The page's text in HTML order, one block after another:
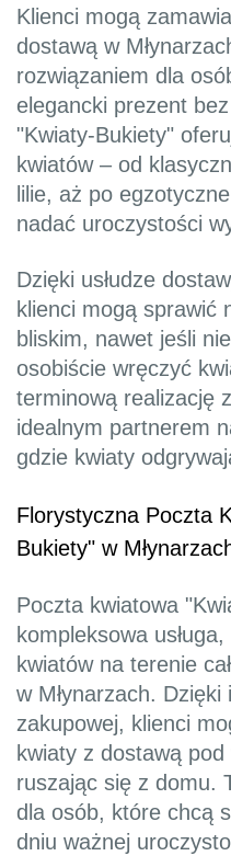
Klienci mogą
dostawą w
rozwiązaniem dla
elegancki prezent
"Kwiaty-Bukiety"
kwiatów – od
lilie, aż po
nadać uroczystości
Dzięki usłudze
klienci mogą sprawić
bliskim, nawet jeśli
osobiście wręczyć
terminową realizację
idealnym partnerem
gdzie kwiaty
Florystyczna Poczta
Bukiety" w
Poczta kwiatowa
kompleksowa
kwiatów na terenie
w Młynarzach.
zakupowej, klienci
kwiaty z dostawą
ruszając się z domu.
dla osób, które chcą
dniu ważnej